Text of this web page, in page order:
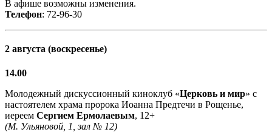
В афише возможны изменения.
Телефон: 72-96-30
2 августа (воскресенье)
14.00
Молодежный дискуссионный киноклуб «Церковь и мир» с
настоятелем храма пророка Иоанна Предтечи в Рощенье,
иереем Сергием Ермолаевым, 12+
(М. Ульяновой, 1, зал № 12)